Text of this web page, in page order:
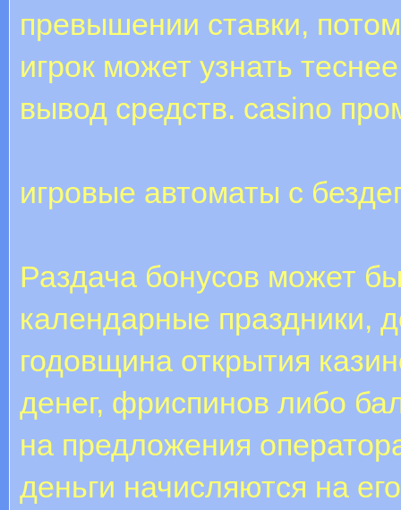
превышении ставки,
игрок может узнать
вывод средств. casino
игровые автоматы с
Раздача бонусов может
календарные праздники,
годовщина открытия
денег, фриспинов либо
на предложения
деньги начисляются на